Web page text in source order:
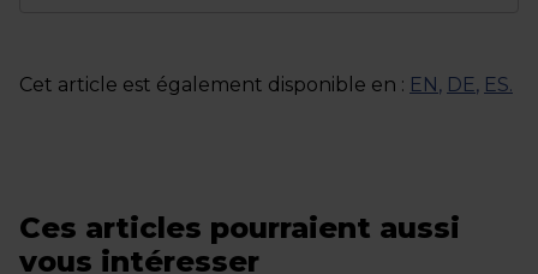
Cet article est également disponible en : EN , DE, ES.
Ces articles pourraient aussi
vous intéresser